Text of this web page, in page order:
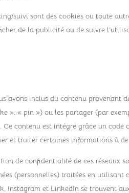
suivi sont des cookies ou toute
de la publicité ou de suivre
avons inclus du contenu provenant
», « pin ») ou les partager (par
contenu est intégré grâce un
et traiter certaines informations à
de confidentialité de ces réseaux
(personnelles) traitées en utilisant
Instagram et LinkedIn se trouvent